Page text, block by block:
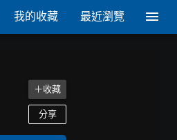
我的收藏 最近瀏覽
＋收藏
分享